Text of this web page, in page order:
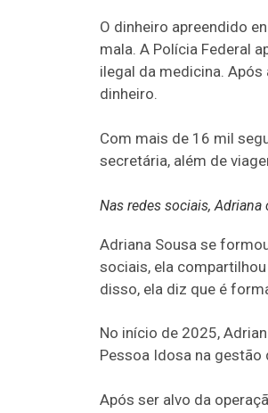
O dinheiro apreendido
mala. A Polícia Federal
ilegal da medicina.
dinheiro.
Com mais de 16 mil
secretária, além de
Nas redes sociais,
Adriana Sousa se
sociais, ela
disso, ela diz que é
No início de 2025,
Pessoa Idosa na gestão
Após ser alvo da